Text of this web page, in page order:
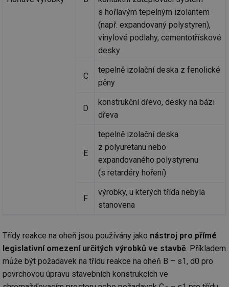
s hořlavým tepelným izolantem
(např. expandovaný polystyren),
vinylové podlahy, cementotřískové
desky
C
tepelně izolační deska z fenolické
pěny
D
konstrukční dřevo, desky na bázi
dřeva
E
tepelně izolační deska
z polyuretanu nebo
expandovaného polystyrenu
(s retardéry hoření)
F
výrobky, u kterých třída nebyla
stanovena
Třídy reakce na oheň jsou používány jako nástroj pro přímé
legislativní omezení určitých výrobků ve stavbě. Příkladem
může být požadavek na třídu reakce na oheň B – s1, d0 pro
povrchovou úpravu stavebních konstrukcích ve